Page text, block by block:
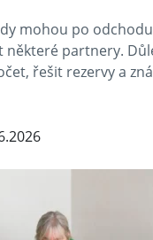
mohou po
některé partnery.
řešit rezervy a